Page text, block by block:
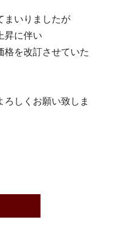
まいりましたが
昇に伴い
格を改訂させていた
しくお願い致しま